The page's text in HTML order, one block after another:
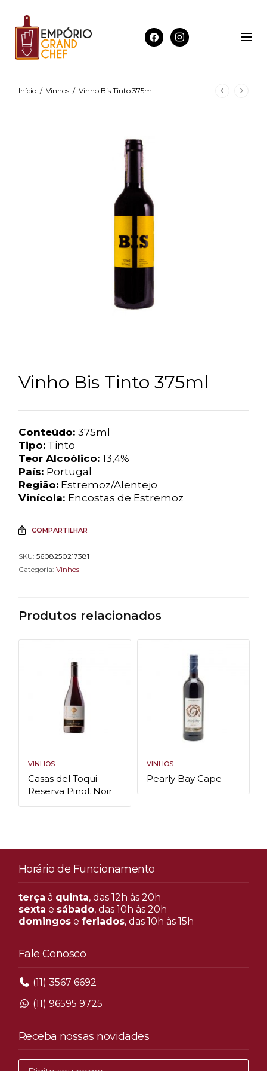
Início / Vinhos / Vinho Bis Tinto 375ml
Vinho Bis Tinto 375ml
Conteúdo: 375ml
Tipo:Tinto
Teor Alcoólico: 13,4%
País: Portugal
Região:Estremoz/Alentejo
Vinícola: Encostas de Estremoz
COMPARTILHAR
SKU: 5608250217381
Categoria: Vinhos
Produtos relacionados
VINHOS
Casas del Toqui
Reserva Pinot Noir
VINHOS
Pearly Bay Cape
Horário de Funcionamento
terça à quinta, das 12h às 20h
sexta e sábado, das 10h às 20h
domingose feriados, das 10h às 15h
Fale Conosco
(11) 3567 6692
(11) 96595 9725
Receba nossas novidades